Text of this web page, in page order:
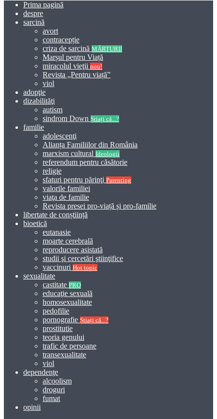
Prima pagină
despre
sarcină
avort
contracepție
criza de sarcină MĂRTURII
Marșul pentru Viață
miracolul vieţii nou!
Revista „Pentru viață”
viol
adopţie
dizabilităţi
autism
sindrom Down Știați că...?
familie
adolescenţi
Alianța Familiilor din România
marxism cultural Ideologii
referendum pentru căsătorie
religie
sfaturi pentru părinţi Parenting
valorile familiei
viaţa de familie
Revista presei pro-viață și pro-familie
libertate de conștiință
bioetică
eutanasie
moarte cerebrală
reproducere asistată
studii şi cercetări ştiinţifice
vaccinuri Hot topic
sexualitate
castitate PRO
educaţie sexuală
homosexualitate
pedofilie
pornografie Știați că...?
prostitutie
teoria genului
trafic de persoane
transexualitate
viol
dependenţe
alcoolism
droguri
fumat
opinii